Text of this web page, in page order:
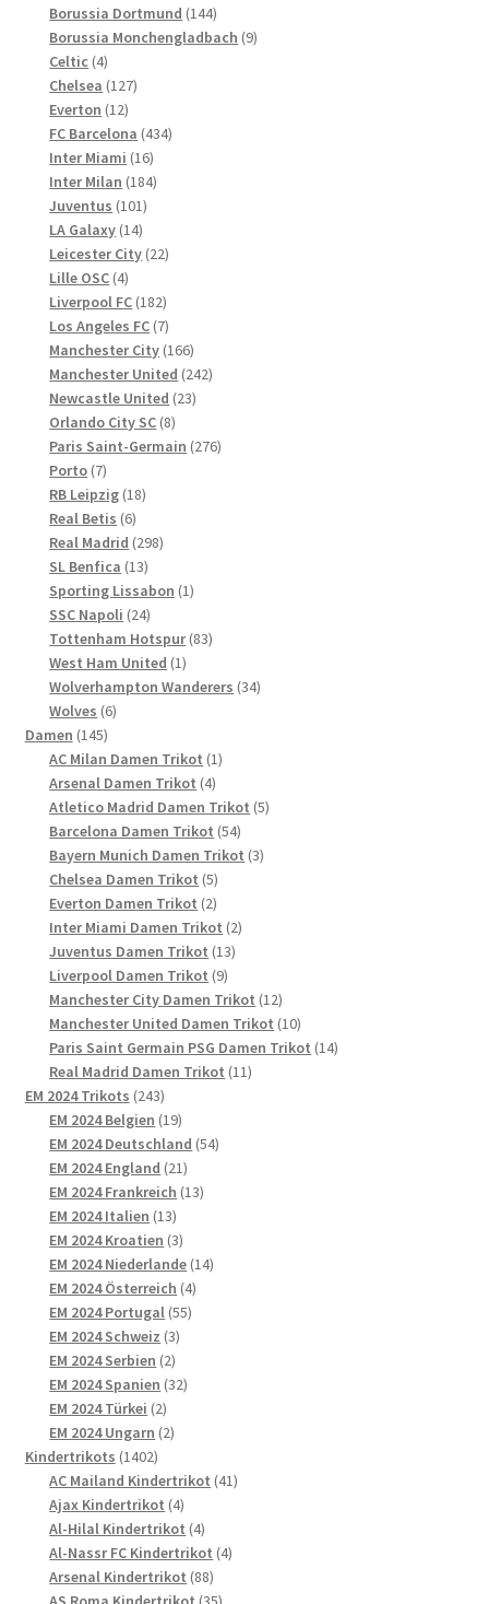
Produkte
Borussia Dortmund 144144
Produkte
Borussia Monchengladbach 99
Celtic 44
Produkte
Chelsea 127127
Everton 1212
Produkte
FC Barcelona 434434
Inter Miami 1616
Produkte
Inter Milan 184184
Juventus 101101
LA Galaxy 1414
Produkte
Leicester City 2222
Lille OSC 44
Produkte
Liverpool FC 182182
Produkte
Los Angeles FC 77
Produkte
Manchester City 166166
Produkte
Manchester United 242242
Newcastle United 2323
Orlando City SC 88
Produkte
Paris Saint-Germain 276276
Porto 77
Produkte
RB Leipzig 1818
Real Betis 66
Produkte
Real Madrid 298298
SL Benfica 1313
Produkte
Sporting Lissabon 11
SSC Napoli 2424
Produkte
Tottenham Hotspur 8383
West Ham United 11
Produkt
Wolverhampton Wanderers 3434
Wolves 66
Damen 145145
Produkte
AC Milan Damen Trikot 11
Arsenal Damen Trikot 44
Produkte
Atletico Madrid Damen Trikot 55
Barcelona Damen Trikot 5454
Produkte
Bayern Munich Damen Trikot 33
Chelsea Damen Trikot 55
Produkte
Everton Damen Trikot 22
Produkte
Inter Miami Damen Trikot 22
Juventus Damen Trikot 1313
Liverpool Damen Trikot 99
Produkte
Manchester City Damen Trikot 1212
Produkte
Manchester United Damen Trikot 1010
Produkte
Paris Saint Germain PSG Damen Trikot 1414
Real Madrid Damen Trikot 1111
EM 2024 Trikots 243243
Produkte
EM 2024 Belgien 1919
Produkte
EM 2024 Deutschland 5454
EM 2024 England 2121
Produkte
EM 2024 Frankreich 1313
EM 2024 Italien 1313
Produkte
EM 2024 Kroatien 33
Produkte
EM 2024 Niederlande 1414
EM 2024 Österreich 44
EM 2024 Portugal 5555
EM 2024 Schweiz 33
EM 2024 Serbien 22
Produkte
EM 2024 Spanien 3232
EM 2024 Türkei 22
Produkte
EM 2024 Ungarn 22
Kindertrikots 14021402
Produkte
AC Mailand Kindertrikot 4141
Ajax Kindertrikot 44
Produkte
Al-Hilal Kindertrikot 44
Produkte
Al-Nassr FC Kindertrikot 44
Arsenal Kindertrikot 8888
Produkte
35